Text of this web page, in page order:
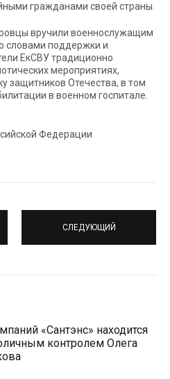
гражданами своей страны.
вручили военнослужащим
словами поддержки и
ЕкСВУ традиционно
мероприятиях,
защитников Отечества, в том
в военном госпитале.
Федерации
СЛЕДУЮЩИЙ
«Сантэнс» находится
контролем Олега